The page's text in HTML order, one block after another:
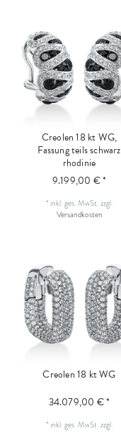
Creolen 18 kt WG,
Fassung teils schwarz
rhodinie
9.199,00 € *
* inkl. ges. MwSt.zzgl.
Versandkosten
Creolen 18 kt WG
34.079,00 € *
* inkl. ges. MwSt.zzgl.